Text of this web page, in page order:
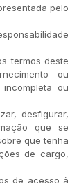
pelo
termos deste
ou
ou
desfigurar,
que se
que tenha
de cargo,
de acesso à